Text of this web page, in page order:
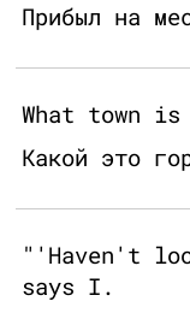
Прибыл на
What town
Какой это
"'Haven't
says I.